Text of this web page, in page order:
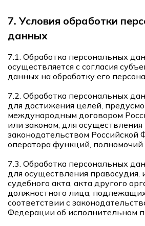
7. Условия обработки
данных
7.1. Обработка персональных
осуществляется с согласия
данных на обработку его
7.2. Обработка персональных
для достижения целей,
международным договором
или законом, для
законодательством Российской
оператора функций, полномочий
7.3. Обработка персональных
для осуществления правосудия,
судебного акта, акта другого
должностного лица,
соответствии с
Федерации об исполнительном